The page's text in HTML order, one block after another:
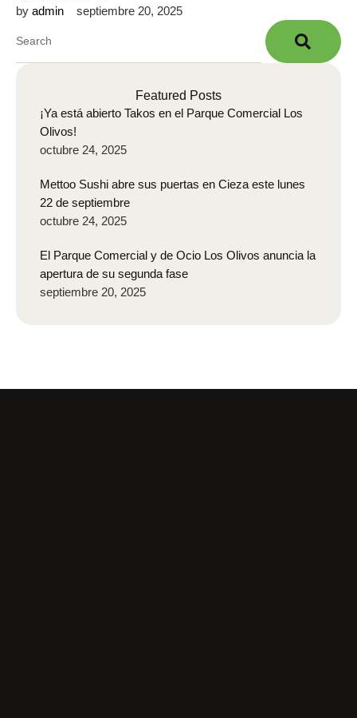
by admin septiembre 20, 2025
Featured Posts
¡Ya está abierto Takos en el Parque Comercial Los
Olivos!
octubre 24, 2025
Mettoo Sushi abre sus puertas en Cieza este lunes
22 de septiembre
octubre 24, 2025
El Parque Comercial y de Ocio Los Olivos anuncia la
apertura de su segunda fase
septiembre 20, 2025